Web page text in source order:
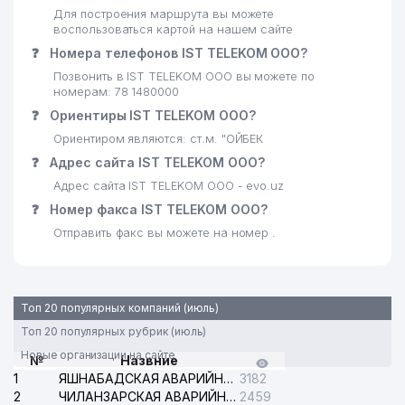
23 GLOBAL-GAS ООО
24 DARVOZA SAVDO ООО 620 м
ИТАЛХИТ ГРУП ООО
НОТАРИАЛЬНАЯ КОНТОРА №8
МИРАБАДСКОГО РАЙОНА
ООО
УЗДОНМАХСУЛОТ АО
30 BAJARUVCHI ООО
DIALOG CONCULTING ООО
МУЗЕЙ ЖЕЛЕЗНОДОРОЖНОЙ
ТЕХНИКИ
Для построения маршрута вы можете
воспользоваться картой на нашем сайте
❓ Номера телефонов IST TELEKOM ООО?
Позвонить в IST TELEKOM ООО вы можете по
номерам: 78 1480000
❓ Ориентиры IST TELEKOM ООО?
Ориентиром являются: ст.м. "ОЙБЕК
❓ Адрес сайта IST TELEKOM ООО?
Адрес сайта IST TELEKOM ООО - evo.uz
❓ Номер факса IST TELEKOM ООО?
Отправить факс вы можете на номер .
Топ 20 популярных компаний (июль)
Топ 20 популярных рубрик (июль)
Новые организации на сайте
№
Назвние
1
ЯШНАБАДСКАЯ АВАРИЙНАЯ СЛУЖБА ЭЛЕКТРОСЕТИ 3182
2
ЧИЛАНЗАРСКАЯ АВАРИЙНАЯ СЛУЖБА ЭЛЕКТРОСЕТИ 2459